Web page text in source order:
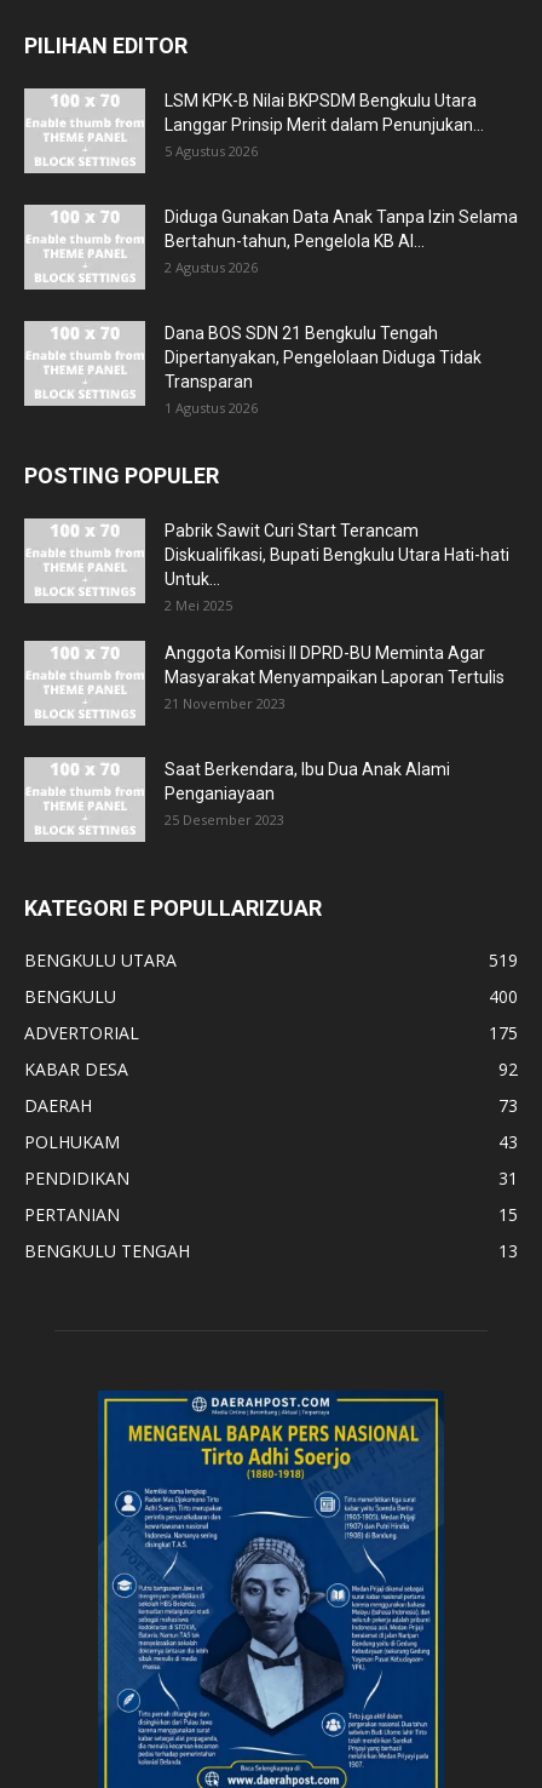
PILIHAN EDITOR
LSM KPK-B Nilai BKPSDM Bengkulu Utara
Langgar Prinsip Merit dalam Penunjukan...
5 Agustus 2026
Diduga Gunakan Data Anak Tanpa Izin Selama
Bertahun-tahun, Pengelola KB Al...
2 Agustus 2026
Dana BOS SDN 21 Bengkulu Tengah
Dipertanyakan, Pengelolaan Diduga Tidak
Transparan
1 Agustus 2026
POSTING POPULER
Pabrik Sawit Curi Start Terancam
Diskualifikasi, Bupati Bengkulu Utara Hati-hati
Untuk...
2 Mei 2025
Anggota Komisi II DPRD-BU Meminta Agar
Masyarakat Menyampaikan Laporan Tertulis
21 November 2023
Saat Berkendara, Ibu Dua Anak Alami
Penganiayaan
25 Desember 2023
KATEGORI E POPULLARIZUAR
BENGKULU UTARA
519
BENGKULU
400
ADVERTORIAL
175
KABAR DESA
92
DAERAH
73
POLHUKAM
43
PENDIDIKAN
31
PERTANIAN
15
BENGKULU TENGAH
13